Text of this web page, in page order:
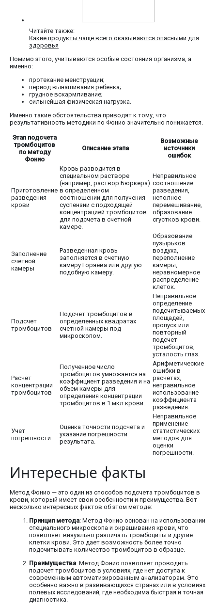
Читайте также:
Какие продукты чаще всего оказываются опасными для
здоровья
Помимо этого, учитываются особые состояния организма, а
именно:
протекание менструации;
период вынашивания ребенка;
грудное вскармливание;
сильнейшая физическая нагрузка.
Именно такие обстоятельства приводят к тому, что
результативность методики по Фонио значительно понижается.
Этап подсчета
тромбоцитов
по методу
Фонио
Описание этапа
Возможные
источники
ошибок
Приготовление
разведения
крови
Кровь разводится в
специальном растворе
(например, раствор Бюркера)
в определенном
соотношении для получения
суспензии с подходящей
концентрацией тромбоцитов
для подсчета в счетной
камере.
Неправильное
соотношение
разведения,
неполное
перемешивание,
образование
сгустков крови.
Заполнение
счетной
камеры
Разведенная кровь
заполняется в счетную
камеру Горяева или другую
подобную камеру.
Образование
пузырьков
воздуха,
переполнение
камеры,
неравномерное
распределение
клеток.
Подсчет
тромбоцитов
Подсчет тромбоцитов в
определенных квадратах
счетной камеры под
микроскопом.
Неправильное
определение
подсчитываемых
площадей,
пропуск или
повторный
подсчет
тромбоцитов,
усталость глаз.
Расчет
концентрации
тромбоцитов
Полученное число
тромбоцитов умножается на
коэффициент разведения и на
объем камеры для
определения концентрации
тромбоцитов в 1 мкл крови.
Арифметические
ошибки в
расчетах,
неправильное
использование
коэффициента
разведения.
Учет
погрешности
Оценка точности подсчета и
указание погрешности
результата.
Неправильное
применение
статистических
методов для
оценки
погрешности.
Интересные факты
Метод Фонио — это один из способов подсчета тромбоцитов в
крови, который имеет свои особенности и преимущества. Вот
несколько интересных фактов об этом методе:
Принцип метода: Метод Фонио основан на использовании
специального микроскопа и окрашивания крови, что
позволяет визуально различать тромбоциты и другие
клетки крови. Это дает возможность более точно
подсчитывать количество тромбоцитов в образце.
Преимущества: Метод Фонио позволяет проводить
подсчет тромбоцитов в условиях, где нет доступа к
современным автоматизированным анализаторам. Это
особенно важно в развивающихся странах или в условиях
полевых исследований, где необходима быстрая и точная
диагностика.